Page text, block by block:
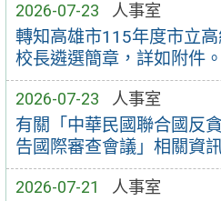
2026-07-23 人事室
轉知高雄市115年度市立
校長遴選簡章，詳如附件。
2026-07-23 人事室
有關「中華民國聯合國反
告國際審查會議」相關資
2026-07-21 人事室